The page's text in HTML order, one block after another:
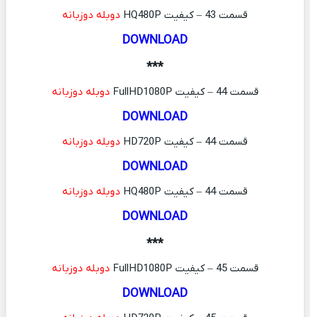
قسمت 43 – کیفیت HQ480P دوبله دوزبانه
DOWNLOAD
***
قسمت 44 – کیفیت FullHD1080P دوبله دوزبانه
DOWNLOAD
قسمت 44 – کیفیت HD720P دوبله دوزبانه
DOWNLOAD
قسمت 44 – کیفیت HQ480P دوبله دوزبانه
DOWNLOAD
***
قسمت 45 – کیفیت FullHD1080P دوبله دوزبانه
DOWNLOAD